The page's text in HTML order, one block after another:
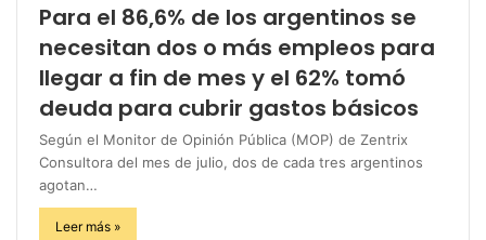
Para el 86,6% de los argentinos se
necesitan dos o más empleos para
llegar a fin de mes y el 62% tomó
deuda para cubrir gastos básicos
Según el Monitor de Opinión Pública (MOP) de Zentrix
Consultora del mes de julio, dos de cada tres argentinos
agotan…
Leer más »